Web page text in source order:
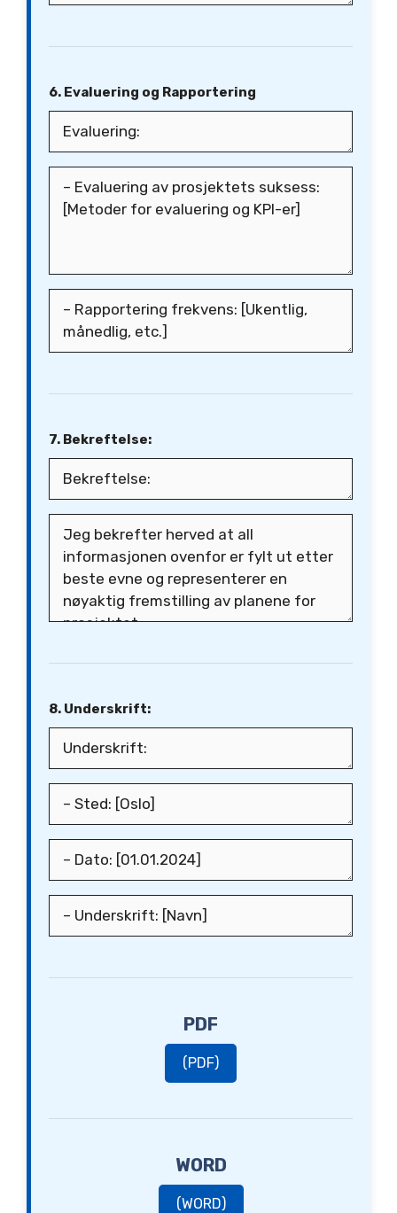
6. Evaluering og Rapportering
7. Bekreftelse:
8. Underskrift:
PDF
(PDF)
WORD
(WORD)